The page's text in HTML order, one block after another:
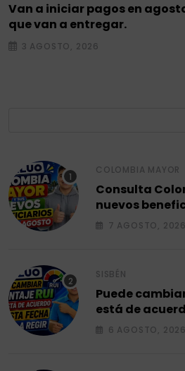
Van a iniciar pagos en
que van a entregar.
3 AGOSTO, 2026
COLOMBIA MAYOR
Consulta
nuevos
de agosto 2026.
7 AGOSTO, 2026
SISBÉN
Puede
está de
fecha empieza
6 AGOSTO, 2026